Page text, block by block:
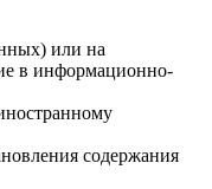
или на
в информационно-
содержания